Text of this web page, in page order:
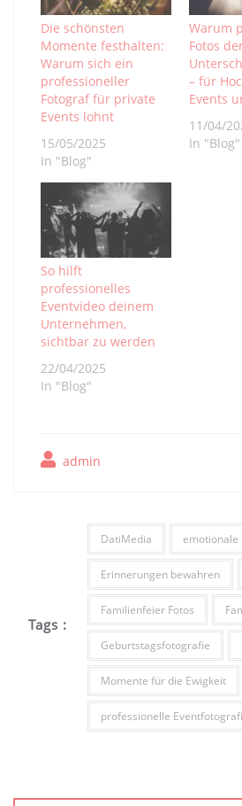
Die schönsten
Momente festhalten:
Warum sich ein
professioneller
Fotograf für private
Events lohnt
15/05/2025
In "Blog"
Warum
Fotos
– für
Events
11/04/
In "Blog"
So hilft
professionelles
Eventvideo deinem
Unternehmen,
sichtbar zu werden
22/04/2025
In "Blog"
admin
Tags :
DatiMedia emotionale
Erinnerungen bewahren
Familienfeier Fotos
Geburtstagsfotografie
Momente für die Ewigkeit
professionelle